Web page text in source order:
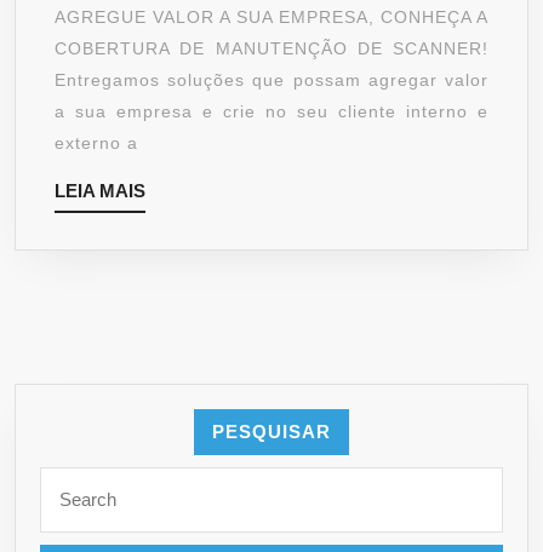
NEGÓCIO.
CONHEÇA
A
COBERTURA
AGREGUE VALOR A SUA EMPRESA, CONHEÇA A
COBERTURA DE MANUTENÇÃO DE SCANNER!
Entregamos soluções que possam agregar valor
a sua empresa e crie no seu cliente interno e
externo a
LEIA MAISLEIA
MAIS
PESQUISAR
for: